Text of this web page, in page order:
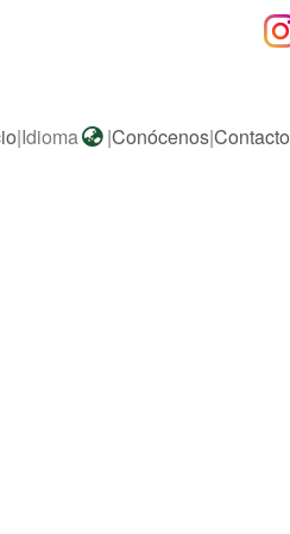
|Idioma |Conócenos|Contacto